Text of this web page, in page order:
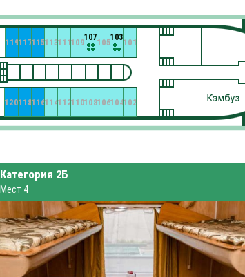
101
102
103
104
105
106
107
108
109
110
111
112
113
114
115
116
117
118
119
120
Категория 2Б
Мест 4